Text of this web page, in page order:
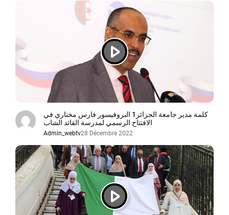
كلمة مدير جامعة الجزائر1 البروفيسور فارس مختاري في
الافتتاح الرسمي لمدرسة القائد الشاب
Admin_webtv28 Décembre 2022